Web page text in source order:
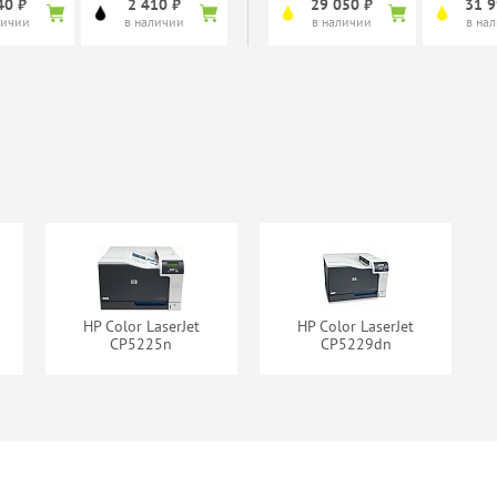
₽
2 410 ₽
в наличии
SFR-
29 050 ₽
в наличии
31
в
HP Color LaserJet
CP5225n
HP Color LaserJet
CP5229dn